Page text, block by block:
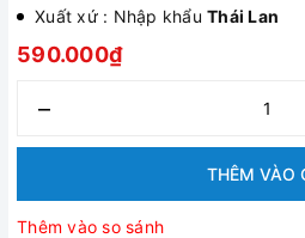
Xuất xứ : Nhập khẩu Thái Lan
590.000₫
–
THÊM VÀO
Thêm vào so sánh